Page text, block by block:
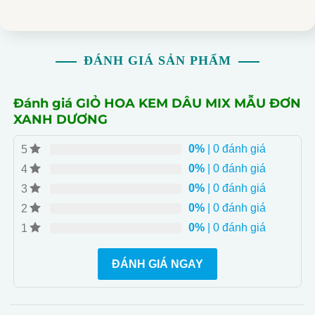
giao hàng nhanh chóng và miễn phí đối với khách hàng
- **Làm Quà Tặng Sang Trọng và Trang Trí Sự Kiện**:
sự kiện đặc biệt.
- **Giảm Giá Đặc Biệt**: Giá giảm còn 1.1 triệu, ưu đãi
hấp dẫn cho đơn hàng đã bán 1 giỏ.
ĐÁNH GIÁ SẢN PHẨM
Đánh giá GIỎ HOA KEM DÂU MIX MẪU ĐƠN
XANH DƯƠNG
5 0%| 0 đánh giá
4
0%| 0 đánh giá
3
0%| 0 đánh giá
2
0%| 0 đánh giá
1
0%| 0 đánh giá
ĐÁNH GIÁ NGAY